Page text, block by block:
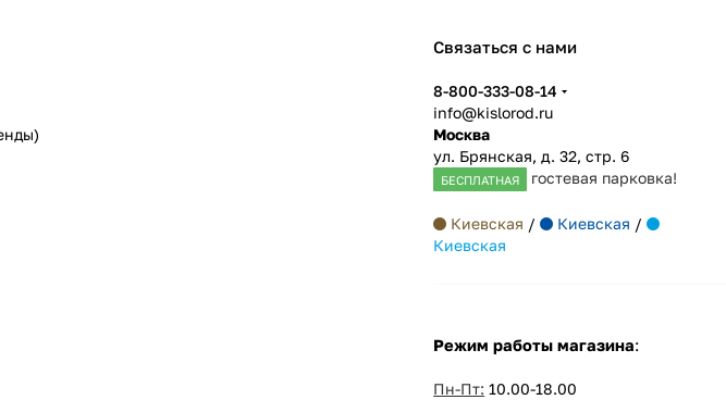
Связаться с нами
8-800-333-08-14
info@kislorod.ru
Москва
ул. Брянская, д. 32, стр. 6
БЕСПЛАТНАЯ гостевая парковка!
Киевская / Киевская /
Киевская
Режим работы магазина:
Пн-Пт: 10.00-18.00